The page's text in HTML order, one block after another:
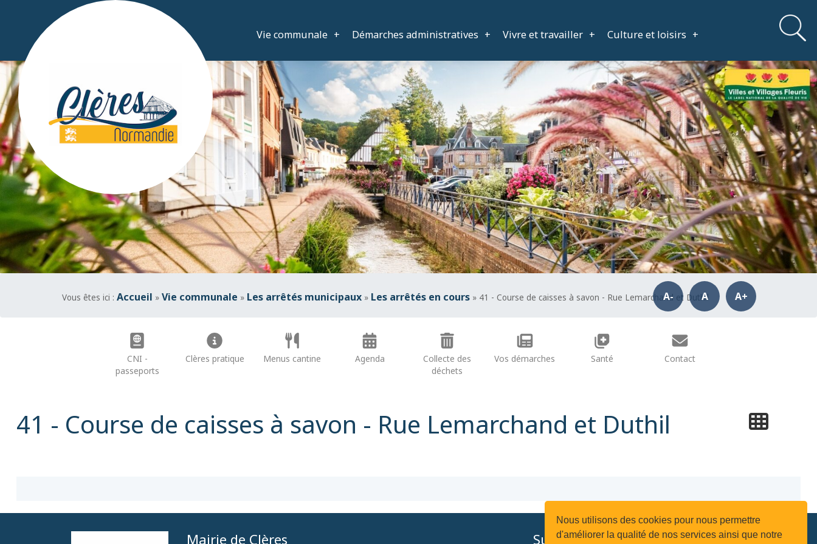
Nous utilisons des cookies pour nous permettre
d'améliorer la qualité de nos services ainsi que notre
Mairie de Clères
Vie communale + Démarches administratives + Vivre et travailler + Culture et loisirs +
Vous êtes ici : Accueil » Vie communale » Les arrêtés municipaux » Les arrêtés en cours » 41 - Course de caisses à savon - Rue Lemarchand et Duthil A+
A
A-
CNI -
passeports
Clères pratique Menus cantine Agenda
Collecte des
déchets
Vos démarches Santé Contact
41 - Course de caisses à savon - Rue Lemarchand et Duthil
Mairie de Clères Suivez-nous !